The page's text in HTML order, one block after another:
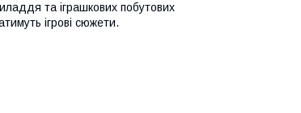
та іграшкових побутових
ігрові сюжети.